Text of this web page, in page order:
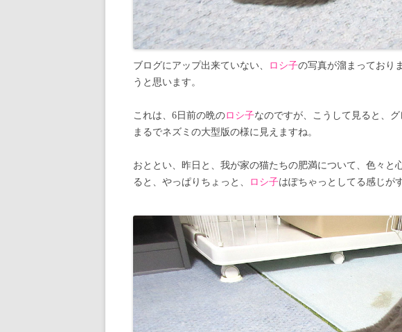
ブログにアップ出来ていない、 ロシ子の写真が溜まっており
うと思います。
これは、6日前の晩のロシ子なのですが、こうして見ると、
まるでネズミの大型版の様に見えますね。
おととい、昨日と、我が家の猫たちの肥満について、色々と
ると、やっぱりちょっと、
ロシ子はぽちゃっとしてる感じが